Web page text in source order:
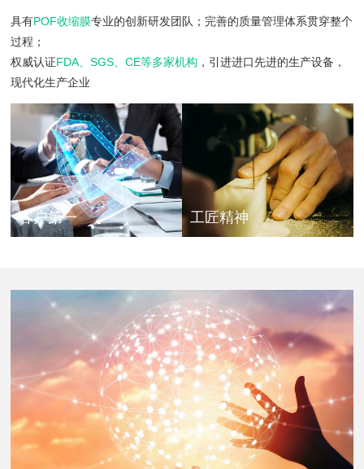
具有POF收缩膜专业的创新研发团队；完善的质量管理体系贯穿整个
过程；
权威认证FDA、SGS、CE等多家机构 ，引进进口先进的生产设备，
现代化生产企业
客户第一 工匠精神